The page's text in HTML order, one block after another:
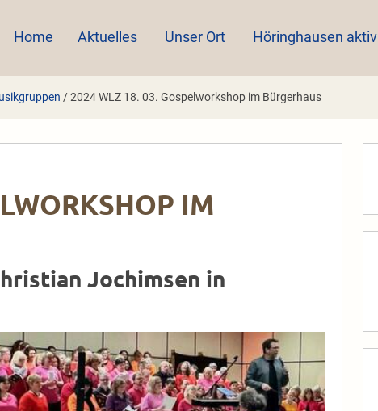
Home Aktuelles Unser Ort Höringhausen aktiv
/2024 WLZ 18. 03. Gospelworkshop im Bürgerhaus
IM
Jochimsen in